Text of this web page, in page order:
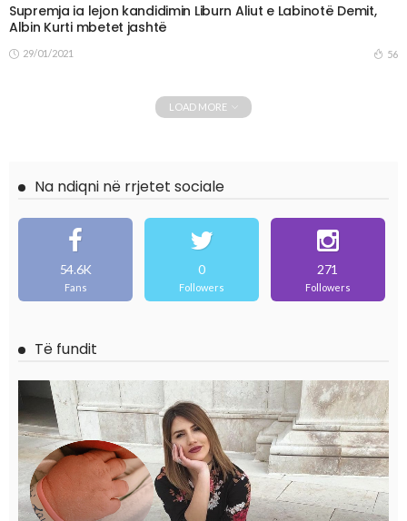
Supremja ia lejon kandidimin Liburn Aliut e Labinotë Demit,
Albin Kurti mbetet jashtë
29/01/2021 56
LOAD MORE
Na ndiqni në rrjetet sociale
54.6K
Fans
0
Followers
271
Followers
Të fundit